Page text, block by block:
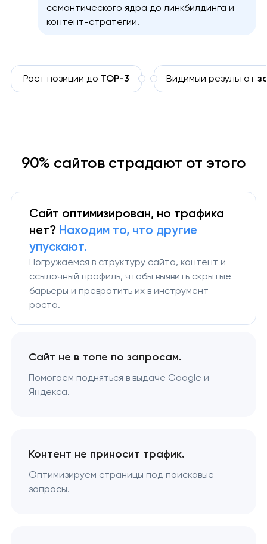
семантического ядра до линкбилдинга и
контент-стратегии.
Рост позиций до TOP-3 Видимый результат
90% сайтов страдают от этого
Сайт оптимизирован, но трафика
нет? Находим то, что другие
упускают.
Погружаемся в структуру сайта, контент и
ссылочный профиль, чтобы выявить скрытые
барьеры и превратить их в инструмент
роста.
Сайт не в топе по запросам.
Помогаем подняться в выдаче Google и
Яндекса.
Контент не приносит трафик.
Оптимизируем страницы под поисковые
запросы.